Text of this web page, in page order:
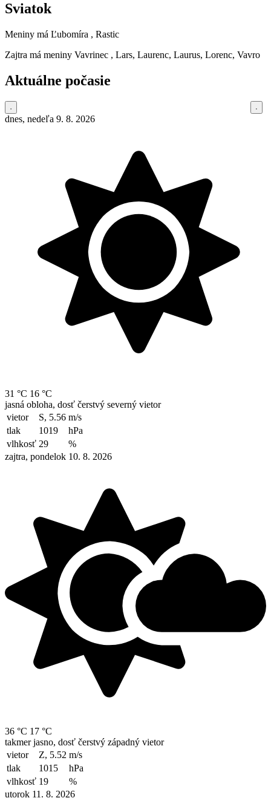
Sviatok
Meniny má Ľubomíra , Rastic
Zajtra má meniny Vavrinec , Lars, Laurenc, Laurus, Lorenc, Vavro
Aktuálne počasie
dnes, nedeľa 9. 8. 2026
31 °C 16 °C
jasná obloha, dosť čerstvý severný vietor
vietor
S, 5.56 m/s
tlak
1019
hPa
vlhkosť 29
%
zajtra, pondelok 10. 8. 2026
36 °C 17 °C
takmer jasno, dosť čerstvý západný vietor
vietor
Z, 5.52 m/s
tlak
1015
hPa
vlhkosť 19
%
utorok 11. 8. 2026